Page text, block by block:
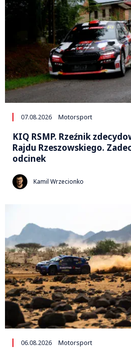
07.08.2026 Motorsport
KIQ RSMP. Rzeźnik
Rajdu Rzeszowskiego.
odcinek
Kamil Wrzecionko
06.08.2026 Motorsport